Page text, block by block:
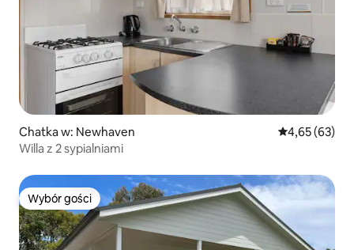
Chatka w: Newhaven Średnia
4,65 (63)
Willa z 2 sypialniami
Wybór gości
Wybór gości